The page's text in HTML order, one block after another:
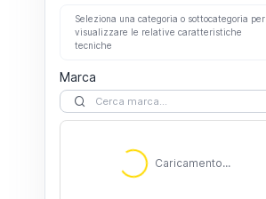
Seleziona una categoria o sottocategoria per
visualizzare le relative caratteristiche
tecniche
Marca
Caricamento...Caricamento...